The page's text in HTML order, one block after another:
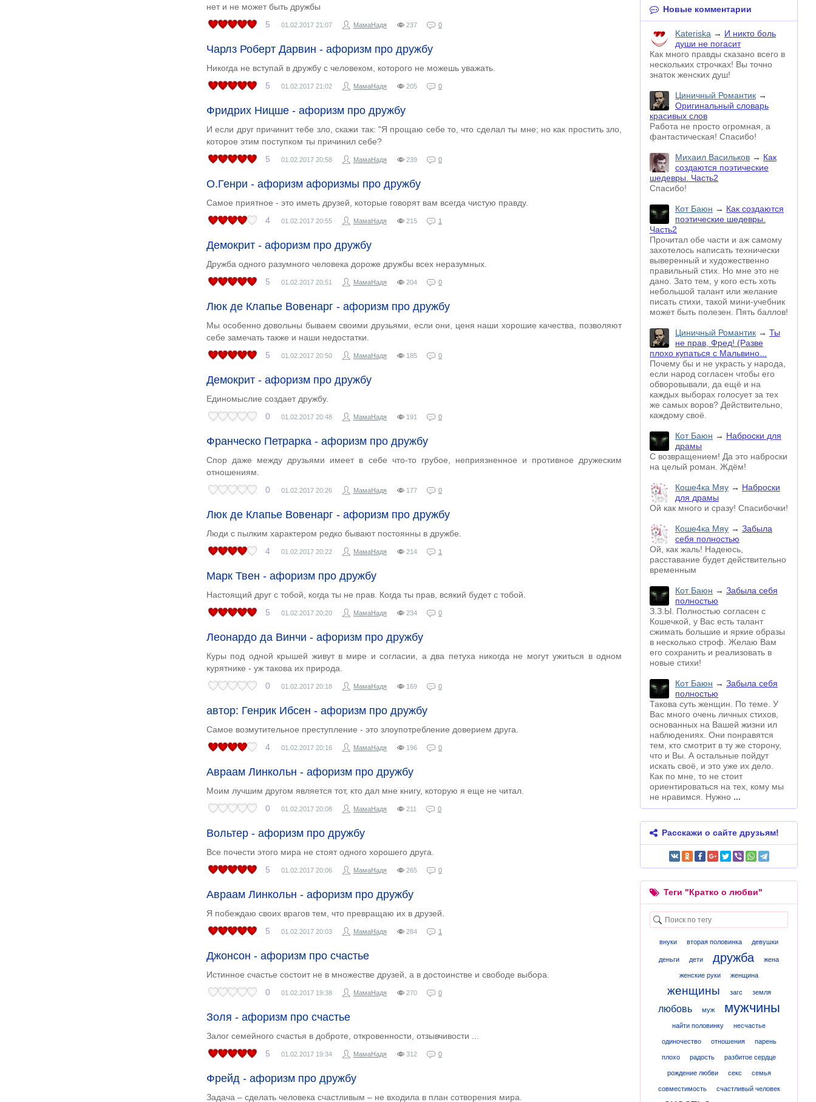
нет и не может быть дружбы
5
01.02.2017 21:07 МамаНадя 237 0
Чарлз Роберт Дарвин - афоризм про дружбу
Никогда не вступай в дружбу с человеком, которого не можешь уважать.
5
01.02.2017 21:02 МамаНадя 205 0
Фридрих Ницше - афоризм про дружбу
И если друг причинит тебе зло, скажи так: "Я прощаю себе то, что сделал ты мне; но как простить зло,
которое этим поступком ты причинил себе?
5
01.02.2017 20:58 МамаНадя 239 0
О.Генри - афоризм афоризмы про дружбу
Самое приятное - это иметь друзей, которые говорят вам всегда чистую правду.
4
01.02.2017 20:55 МамаНадя 215 1
Демокрит - афоризм про дружбу
Дружба одного разумного человека дороже дружбы всех неразумных.
5
01.02.2017 20:51 МамаНадя 204 0
Люк де Клапье Вовенарг - афоризм про дружбу
Мы особенно довольны бываем своими друзьями, если они, ценя наши хорошие качества, позволяют
себе замечать также и наши недостатки.
5
01.02.2017 20:50 МамаНадя 185 0
Демокрит - афоризм про дружбу
Единомыслие создает дружбу.
0
01.02.2017 20:48 МамаНадя 191 0
Франческо Петрарка - афоризм про дружбу
Спор даже между друзьями имеет в себе что-то грубое, неприязненное и противное дружеским
отношениям.
0
01.02.2017 20:26 МамаНадя 177 0
Люк де Клапье Вовенарг - афоризм про дружбу
Люди с пылким характером редко бывают постоянны в дружбе.
4
01.02.2017 20:22 МамаНадя 214 1
Марк Твен - афоризм про дружбу
Настоящий друг с тобой, когда ты не прав. Когда ты прав, всякий будет с тобой.
5
01.02.2017 20:20 МамаНадя 234 0
Леонардо да Винчи - афоризм про дружбу
Куры под одной крышей живут в мире и согласии, а два петуха никогда не могут ужиться в одном
курятнике - уж такова их природа.
0
01.02.2017 20:18 МамаНадя 169 0
автор: Генрик Ибсен - афоризм про дружбу
Самое возмутительное преступление - это злоупотребление доверием друга.
4
01.02.2017 20:16 МамаНадя 196 0
Авраам Линкольн - афоризм про дружбу
Моим лучшим другом является тот, кто дал мне книгу, которую я еще не читал.
0
01.02.2017 20:08 МамаНадя 211 0
Вольтер - афоризм про дружбу
Все почести этого мира не стоят одного хорошего друга.
5
01.02.2017 20:06 МамаНадя 265 0
Авраам Линкольн - афоризм про дружбу
Я побеждаю своих врагов тем, что превращаю их в друзей.
5
01.02.2017 20:03 МамаНадя 284 1
Джонсон - афоризм про счастье
Истинное счастье состоит не в множестве друзей, а в достоинстве и свободе выбора.
0
01.02.2017 19:38 МамаНадя 270 0
Золя - афоризм про счастье
Залог семейного счастья в доброте, откровенности, отзывчивости ...
5
01.02.2017 19:34 МамаНадя 312 0
Фрейд - афоризм про дружбу
Задача – сделать человека счастливым – не входила в план сотворения мира.
Новые комментарии
Kateriska → И никто боль
души не погасит
Как много правды сказано всего в
нескольких строчках! Вы точно
знаток женских душ!
Циничный Романтик →
Оригинальный словарь
красивых слов
Работа не просто огромная, а
фантастическая! Спасибо!
Михаил Васильков → Как
создаются поэтические
шедевры. Часть2
Спасибо!
Кот Баюн → Как создаются
поэтические шедевры.
Часть2
Прочитал обе части и аж самому
захотелось написать технически
выверенный и художественно
правильный стих. Но мне это не
дано. Зато тем, у кого есть хоть
небольшой талант или желание
писать стихи, такой мини-учебник
может быть полезен. Пять баллов!
Циничный Романтик → Ты
не прав, Фред! (Разве
плохо купаться с Мальвино...
Почему бы и не украсть у народа,
если народ согласен чтобы его
обворовывали, да ещё и на
каждых выборах голосует за тех
же самых воров? Действительно,
каждому своё.
Кот Баюн → Наброски для
драмы
С возвращением! Да это наброски
на целый роман. Ждём!
Коше4ка Мяу → Наброски
для драмы
Ой как много и сразу! Спасибочки!
Коше4ка Мяу → Забыла
себя полностью
Ой, как жаль! Надеюсь,
расставание будет действительно
временным
Кот Баюн → Забыла себя
полностью
З.З.Ы. Полностью согласен с
Кошечкой, у Вас есть талант
сжимать большие и яркие образы
в несколько строф. Желаю Вам
его сохранить и реализовать в
новые стихи!
Кот Баюн → Забыла себя
полностью
Такова суть женщин. По теме. У
Вас много очень личных стихов,
основанных на Вашей жизни ил
наблюдениях. Они понравятся
тем, кто смотрит в ту же сторону,
что и Вы. А остальные пойдут
искать своё, и это уже их дело.
Как по мне, то не стоит
ориентироваться на тех, кому мы
не нравимся. Нужно
Расскажи о сайте друзьям!
Теги "Кратко о любви"
внуки вторая половинка девушки
деньги дети дружба жена
женские руки женщина
женщины загс земля
любовь муж мужчины
найти половинку несчастье
одиночество отношения парень
плохо радость разбитое сердце
рождение любви секс семья
совместимость счастливый человек